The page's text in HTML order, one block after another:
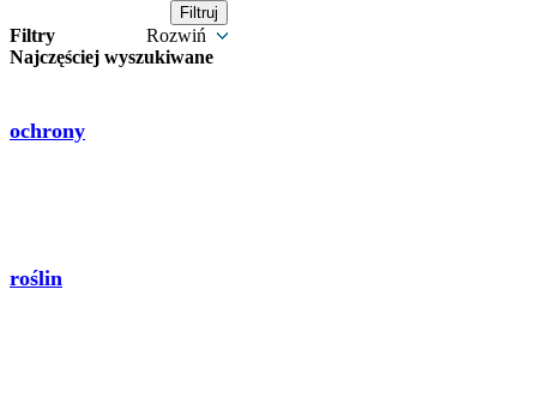
Filtry
Rozwiń
Najczęściej wyszukiwane
ochrony
roślin